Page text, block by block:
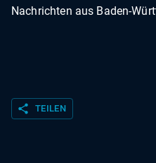
Nachrichten aus Baden-
share TEILEN